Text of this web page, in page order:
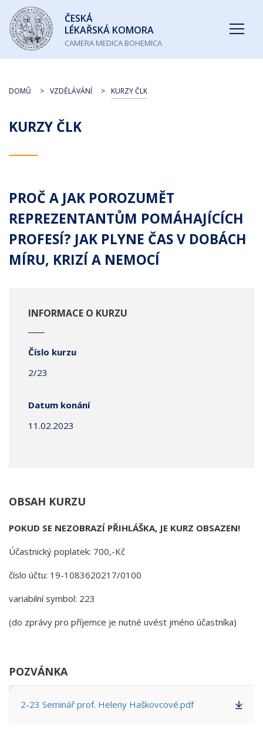
Česká
lékařská
komora
ČESKÁ
LÉKAŘSKÁ KOMORA
CAMERA MEDICA BOHEMICA
KURZY ČLK
DOMŮ VZDĚLÁVÁNÍ KURZY ČLK
PROČ A JAK POROZUMĚT
REPREZENTANTŮM POMÁHAJÍCÍCH
PROFESÍ? JAK PLYNE ČAS V DOBÁCH
MÍRU, KRIZÍ A NEMOCÍ
INFORMACE O KURZU
Číslo kurzu
2/23
Datum konání
11.02.2023
OBSAH KURZU
POKUD SE NEZOBRAZÍ PŘIHLÁŠKA, JE KURZ OBSAZEN!
Účastnický poplatek: 700,-Kč
číslo účtu: 19-1083620217/0100
variabilní symbol: 223
(do zprávy pro příjemce je nutné uvést jméno účastníka)
POZVÁNKA
2-23 Seminář prof. Heleny Haškovcové.pdf